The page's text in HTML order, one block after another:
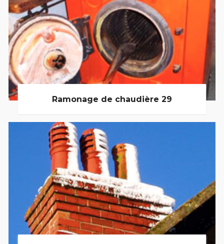
Ramonage de chaudière 29